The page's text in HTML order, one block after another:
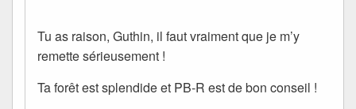
Tu as raison, Guthin, il faut vraiment que je m’y
remette sérieusement !
Ta forêt est splendide et PB-R est de bon conseil !